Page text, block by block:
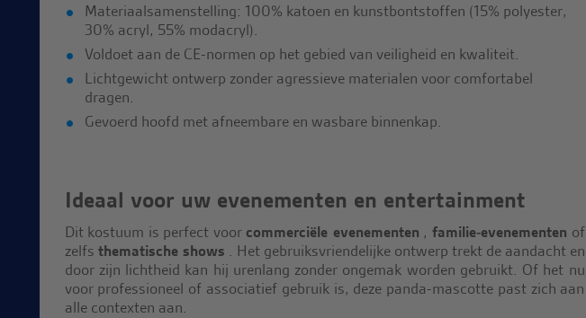
Materiaalsamenstelling: 100% katoen en kunstbontstoffen (15% polyester,
30% acryl, 55% modacryl).
Voldoet aan de CE-normen op het gebied van veiligheid en kwaliteit.
Lichtgewicht ontwerp zonder agressieve materialen voor comfortabel
dragen.
Gevoerd hoofd met afneembare en wasbare binnenkap.
Ideaal voor uw evenementen en entertainment
Dit kostuum is perfect voor commerciële evenementen , familie-evenementen of
zelfs thematische shows . Het gebruiksvriendelijke ontwerp trekt de aandacht en
door zijn lichtheid kan hij urenlang zonder ongemak worden gebruikt. Of het nu
voor professioneel of associatief gebruik is, deze panda-mascotte past zich aan
alle contexten aan.